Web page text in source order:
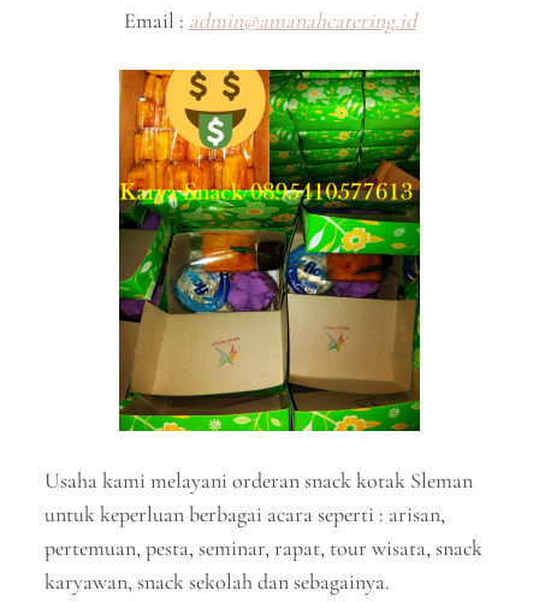
Email : admin@amanahcatering.id
Usaha kami melayani orderan snack kotak Sleman
untuk keperluan berbagai acara seperti : arisan,
pertemuan, pesta, seminar, rapat, tour wisata, snack
karyawan, snack sekolah dan sebagainya.